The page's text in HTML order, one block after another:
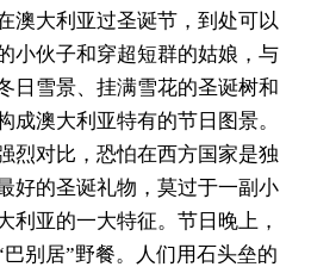
澳大利亚过圣诞节，到处可以
小伙子和穿超短群的姑娘，与
日雪景、挂满雪花的圣诞树和
成澳大利亚特有的节日图景。
烈对比，恐怕在西方国家是独
好的圣诞礼物，莫过于一副小
利亚的一大特征。节日晚上，
别居”野餐。人们用石头垒的